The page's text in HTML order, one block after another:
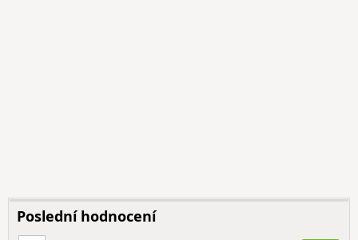
Poslední hodnocení